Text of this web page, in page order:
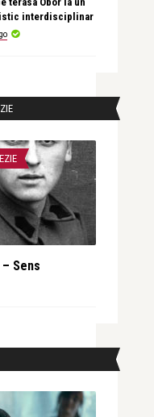
interdisciplinar
– Sens